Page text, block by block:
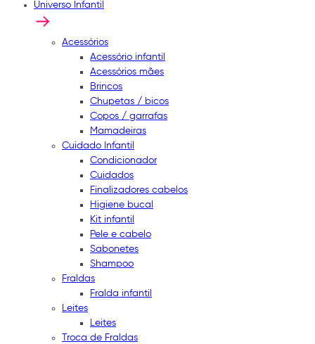
Universo Infantil
Acessórios
Acessório infantil
Acessórios mães
Brincos
Chupetas / bicos
Copos / garrafas
Mamadeiras
Cuidado Infantil
Condicionador
Cuidados
Finalizadores cabelos
Higiene bucal
Kit infantil
Pele e cabelo
Sabonetes
Shampoo
Fraldas
Fralda infantil
Leites
Leites
Troca de Fraldas